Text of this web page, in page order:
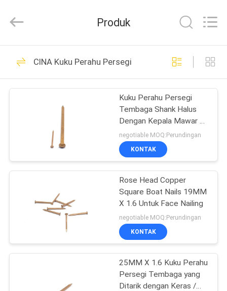
RUMAH
PRODUK
TENTANG
TUR
KONTROL
KUALITAS
Business
License.
Reserved.
Kuku Baja Tahan
51
Kuku Kepala Plastik
54
37
Produk
CINA Kuku Perahu Persegi
Kuku Perahu Persegi
Tembaga Shank Halus
Dengan Kepala Mawar 2
"X 12g
negotiable MOQ:Perundingan
KONTAK
Rose Head Copper
Square Boat Nails 19MM
X 1.6 Untuk Face Nailing
negotiable MOQ:Perundingan
KONTAK
25MM X 1.6 Kuku Perahu
Persegi Tembaga yang
Ditarik dengan Keras /